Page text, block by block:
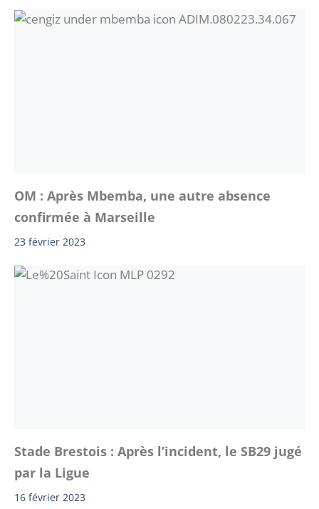
OM : Après Mbemba, une autre absence
confirmée à Marseille
23 février 2023
Stade Brestois : Après l’incident, le SB29 jugé
par la Ligue
16 février 2023